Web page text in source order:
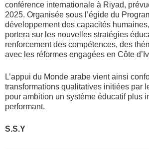
conférence internationale à Riyad,
2025. Organisée sous l’égide du
développement des capacités
portera sur les nouvelles stratégies
renforcement des compétences, des
avec les réformes engagées en Côte
L’appui du Monde arabe vient ainsi
transformations qualitatives initiées par
pour ambition un système éducatif plus
performant.
S.S.Y